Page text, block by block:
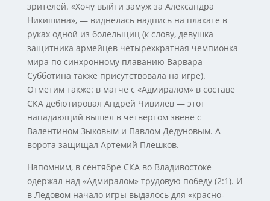
зрителей. «Хочу выйти замуж за Александра
Никишина», — виднелась надпись на плакате в
руках одной из болельщиц (к слову, девушка
защитника армейцев четырехкратная чемпионка
мира по синхронному плаванию Варвара
Субботина также присутствовала на игре).
Отметим также: в матче с «Адмиралом» в составе
СКА дебютировал Андрей Чивилев — этот
нападающий вышел в четвертом звене с
Валентином Зыковым и Павлом Дедуновым. А
ворота защищал Артемий Плешков.
Напомним, в сентябре СКА во Владивостоке
одержал над «Адмиралом» трудовую победу (2:1). И
в Ледовом начало игры выдалось для «красно-